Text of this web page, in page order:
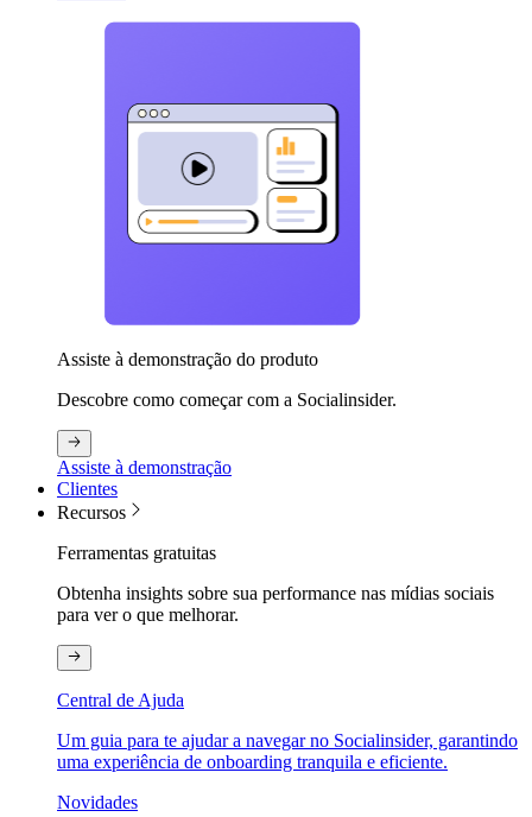
Assiste à demonstração do produto
Descobre como começar com a Socialinsider.
Assiste à demonstração
Clientes
Recursos
Ferramentas gratuitas
Obtenha insights sobre sua performance nas mídias sociais
para ver o que melhorar.
Central de Ajuda
Um guia para te ajudar a navegar no Socialinsider, garantindo
uma experiência de onboarding tranquila e eficiente.
Novidades